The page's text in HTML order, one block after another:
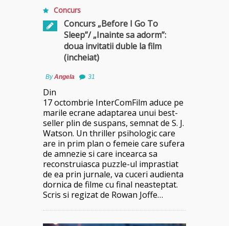
Concurs
Concurs „Before I Go To
Sleep”/ „Inainte sa adorm”:
doua invitatii duble la film
(incheiat)
ByAngela 31
Din
17 octombrie InterComFilm aduce pe
marile ecrane adaptarea unui best-
seller plin de suspans, semnat de S. J.
Watson. Un thriller psihologic care
are in prim plan o femeie care sufera
de amnezie si care incearca sa
reconstruiasca puzzle-ul imprastiat
de ea prin jurnale, va cuceri audienta
dornica de filme cu final neasteptat.
Scris si regizat de Rowan Joffe…